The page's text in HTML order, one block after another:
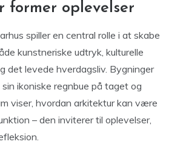
former oplevelser
spiller en central rolle i at skabe
kunstneriske udtryk, kulturelle
det levede hverdagsliv. Bygninger
ikoniske regnbue på taget og
viser, hvordan arkitektur kan være
– den inviterer til oplevelser,